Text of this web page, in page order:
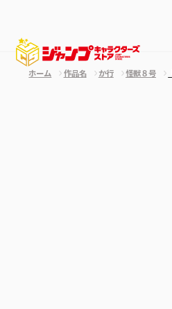
ホーム 作品名 か行 怪獣８号